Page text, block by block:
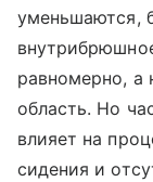
уменьшаются,
равномерно, а
область. Но
влияет на
сидения и